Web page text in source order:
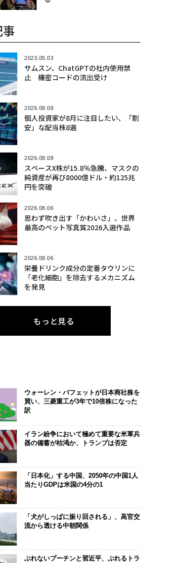
2023.05.03
サムスン、ChatGPTの社内使用禁
止 機密コードの流出受け
2026.08.08
個人投資家が8月に注目したい、「割
安」な配当株8選
2026.08.08
スペースX株が15.8％急騰、マスクの
純資産が再び8000億ドル・約125兆
円を突破
2026.08.06
思わず吹き出す「かわいさ」、世界
最高のペット写真賞2026入選作品
2026.08.06
栄養ドリンク成分の定番タウリンに
「老化細胞」を除去するメカニズム
を発見
もっと見る
ウォーレン・バフェットが日本商社株を
買い、三菱重工が3年で10倍株になった
訳
イラン紛争において極めて重要な米軍兵
器の備蓄が枯渇か、トランプは否定
「日本化」する中国、2050年の中国1人
当たりGDPは米国の4分の1
「犬がしっぱに振り回される」、高官交
流から透ける中朝関係
ぶれないプーチンと習近平、ぶれるトラ